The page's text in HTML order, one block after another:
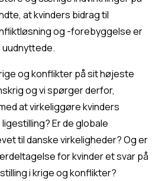
at kvinders bidrag til
og -forebyggelse er
og konflikter på sit højeste
og vi spørger derfor,
at virkeliggøre kvinders
Er de globale
til danske virkeligheder? Og er
for kvinder et svar på
i krige og konflikter?